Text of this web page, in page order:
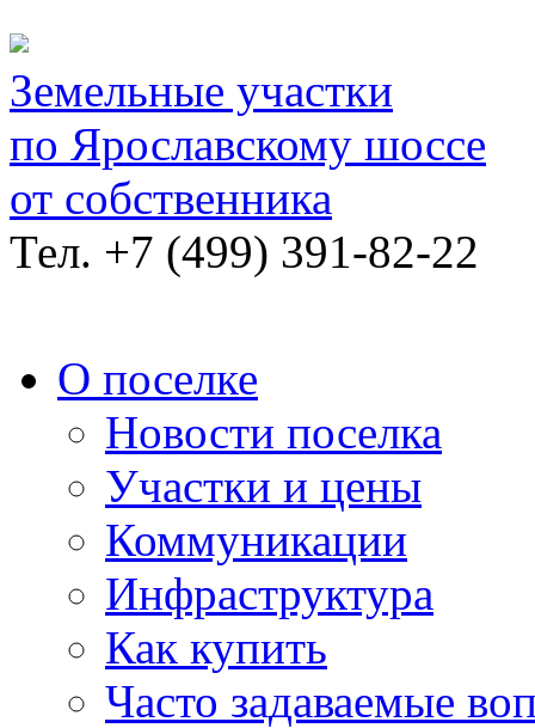
Земельные участки
по Ярославскому шоссе
от собственника
Тел. +7 (499) 391-82-22
О поселке
Новости поселка
Участки и цены
Коммуникации
Инфраструктура
Как купить
Часто задаваемые